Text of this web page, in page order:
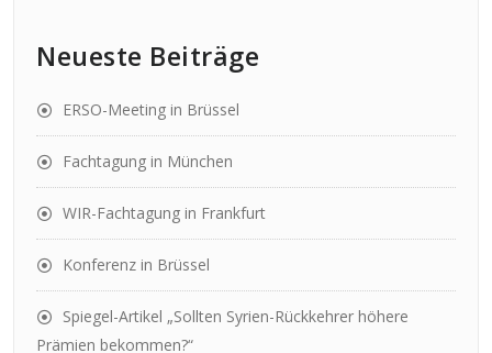
Neueste Beiträge
ERSO-Meeting in Brüssel
Fachtagung in München
WIR-Fachtagung in Frankfurt
Konferenz in Brüssel
Spiegel-Artikel „Sollten Syrien-Rückkehrer höhere
Prämien bekommen?“